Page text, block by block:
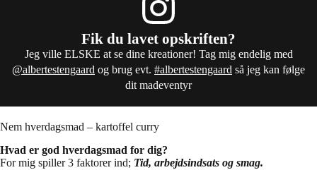
Fik du lavet opskriften?
Jeg ville ELSKE at se dine kreationer! Tag mig endelig med
@albertestengaard og brug evt. #albertestengaard så jeg kan følge
dit madeventyr
Nem hverdagsmad – kartoffel curry
Hvad er god hverdagsmad for dig?
For mig spiller 3 faktorer ind; Tid, arbejdsindsats og smag.